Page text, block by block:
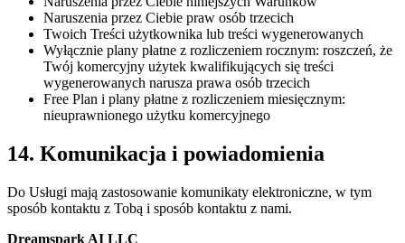
Naruszenia przez Ciebie praw osób trzecich
Twoich Treści użytkownika lub treści wygenerowanych
Wyłącznie plany płatne z rozliczeniem rocznym: roszczeń, że
Twój komercyjny użytek kwalifikujących się treści
wygenerowanych narusza prawa osób trzecich
Free Plan i plany płatne z rozliczeniem miesięcznym:
nieuprawnionego użytku komercyjnego
14. Komunikacja i powiadomienia
Do Usługi mają zastosowanie komunikaty elektroniczne, w tym
sposób kontaktu z Tobą i sposób kontaktu z nami.
Dreamspark AI LLC